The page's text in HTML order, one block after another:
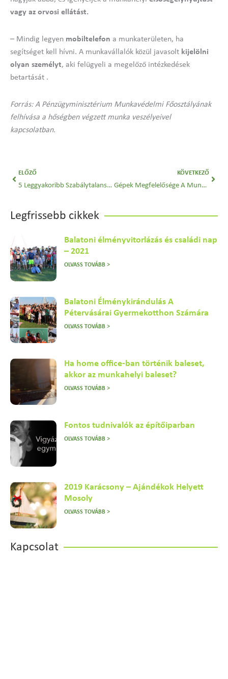
vagy az orvosi ellátást.
– Mindig legyen mobiltelefon a munkaterületen, ha
segítséget kell hívni. A munkavállalók közül javasolt kijelölni
olyan személyt, aki felügyeli a megelőző intézkedések
betartását .
Forrás: A Pénzügyminisztérium Munkavédelmi Főosztályának
felhívása a hőségben végzett munka veszélyeivel
kapcsolatban.
ELŐZŐ
5 Leggyakoribb Szabálytalanság Az Építőiparban – I. Rész
KÖVETKEZŐ
Gépek Megfelelősége A Munkavédelemben
Legfrissebb cikkek
Balatoni élményvitorlázás és családi nap
– 2021
OLVASS TOVÁBB >
Balatoni Élménykirándulás A
Pétervásárai Gyermekotthon Számára
OLVASS TOVÁBB >
Ha home office-ban történik baleset,
akkor az munkahelyi baleset?
OLVASS TOVÁBB >
Fontos tudnivalók az építőiparban
OLVASS TOVÁBB >
2019 Karácsony – Ajándékok Helyett
Mosoly
OLVASS TOVÁBB >
Kapcsolat